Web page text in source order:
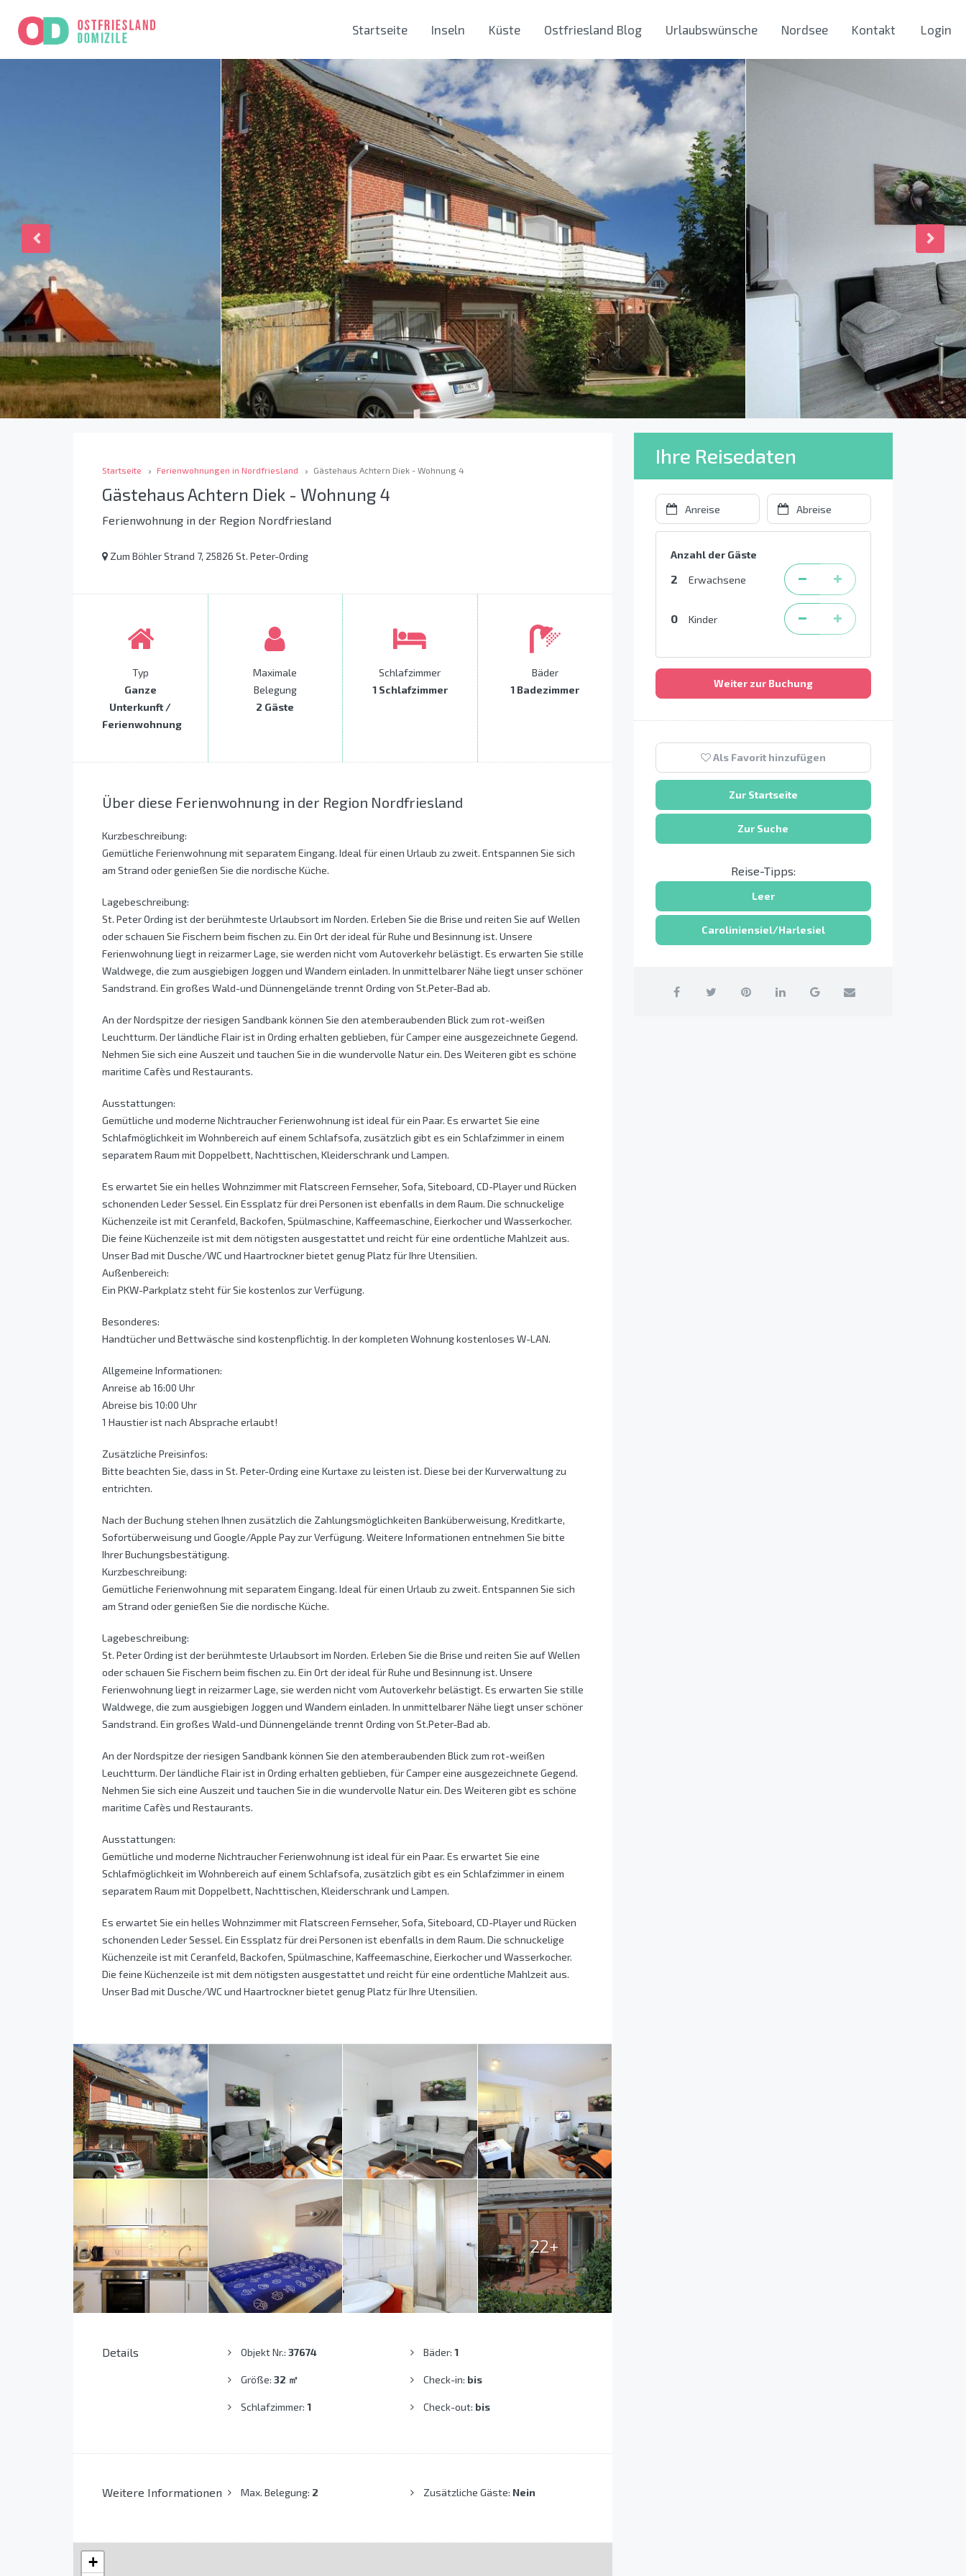
Startseite Inseln Küste Ostfriesland Blog Urlaubswünsche Nordsee Kontakt Login
Startseite Ferienwohnungen in Nordfriesland Gästehaus Achtern Diek - Wohnung 4
Gästehaus Achtern Diek - Wohnung 4
Ferienwohnung in der Region Nordfriesland
Zum Böhler Strand 7, 25826 St. Peter-Ording
Typ
Ganze
Unterkunft /
Ferienwohnung
Maximale
Belegung
2 Gäste
Schlafzimmer
1 Schlafzimmer
Bäder
1 Badezimmer
Über diese Ferienwohnung in der Region Nordfriesland
Kurzbeschreibung:
Gemütliche Ferienwohnung mit separatem Eingang. Ideal für einen Urlaub zu zweit. Entspannen Sie sich
am Strand oder genießen Sie die nordische Küche.
Lagebeschreibung:
St. Peter Ording ist der berühmteste Urlaubsort im Norden. Erleben Sie die Brise und reiten Sie auf Wellen
oder schauen Sie Fischern beim fischen zu. Ein Ort der ideal für Ruhe und Besinnung ist. Unsere
Ferienwohnung liegt in reizarmer Lage, sie werden nicht vom Autoverkehr belästigt. Es erwarten Sie stille
Waldwege, die zum ausgiebigen Joggen und Wandern einladen. In unmittelbarer Nähe liegt unser schöner
Sandstrand. Ein großes Wald-und Dünnengelände trennt Ording von St.Peter-Bad ab.
An der Nordspitze der riesigen Sandbank können Sie den atemberaubenden Blick zum rot-weißen
Leuchtturm. Der ländliche Flair ist in Ording erhalten geblieben, für Camper eine ausgezeichnete Gegend.
Nehmen Sie sich eine Auszeit und tauchen Sie in die wundervolle Natur ein. Des Weiteren gibt es schöne
maritime Cafès und Restaurants.
Ausstattungen:
Gemütliche und moderne Nichtraucher Ferienwohnung ist ideal für ein Paar. Es erwartet Sie eine
Schlafmöglichkeit im Wohnbereich auf einem Schlafsofa, zusätzlich gibt es ein Schlafzimmer in einem
separatem Raum mit Doppelbett, Nachttischen, Kleiderschrank und Lampen.
Es erwartet Sie ein helles Wohnzimmer mit Flatscreen Fernseher, Sofa, Siteboard, CD-Player und Rücken
schonenden Leder Sessel. Ein Essplatz für drei Personen ist ebenfalls in dem Raum. Die schnuckelige
Küchenzeile ist mit Ceranfeld, Backofen, Spülmaschine, Kaffeemaschine, Eierkocher und Wasserkocher.
Die feine Küchenzeile ist mit dem nötigsten ausgestattet und reicht für eine ordentliche Mahlzeit aus.
Unser Bad mit Dusche/WC und Haartrockner bietet genug Platz für Ihre Utensilien.
Außenbereich:
Ein PKW-Parkplatz steht für Sie kostenlos zur Verfügung.
Besonderes:
Handtücher und Bettwäsche sind kostenpflichtig. In der kompleten Wohnung kostenloses W-LAN.
Allgemeine Informationen:
Anreise ab 16:00 Uhr
Abreise bis 10:00 Uhr
1 Haustier ist nach Absprache erlaubt!
Zusätzliche Preisinfos:
Bitte beachten Sie, dass in St. Peter-Ording eine Kurtaxe zu leisten ist. Diese bei der Kurverwaltung zu
entrichten.
Nach der Buchung stehen Ihnen zusätzlich die Zahlungsmöglichkeiten Banküberweisung, Kreditkarte,
Sofortüberweisung und Google/Apple Pay zur Verfügung. Weitere Informationen entnehmen Sie bitte
Ihrer Buchungsbestätigung.
Kurzbeschreibung:
Gemütliche Ferienwohnung mit separatem Eingang. Ideal für einen Urlaub zu zweit. Entspannen Sie sich
am Strand oder genießen Sie die nordische Küche.
Lagebeschreibung:
St. Peter Ording ist der berühmteste Urlaubsort im Norden. Erleben Sie die Brise und reiten Sie auf Wellen
oder schauen Sie Fischern beim fischen zu. Ein Ort der ideal für Ruhe und Besinnung ist. Unsere
Ferienwohnung liegt in reizarmer Lage, sie werden nicht vom Autoverkehr belästigt. Es erwarten Sie stille
Waldwege, die zum ausgiebigen Joggen und Wandern einladen. In unmittelbarer Nähe liegt unser schöner
Sandstrand. Ein großes Wald-und Dünnengelände trennt Ording von St.Peter-Bad ab.
An der Nordspitze der riesigen Sandbank können Sie den atemberaubenden Blick zum rot-weißen
Leuchtturm. Der ländliche Flair ist in Ording erhalten geblieben, für Camper eine ausgezeichnete Gegend.
Nehmen Sie sich eine Auszeit und tauchen Sie in die wundervolle Natur ein. Des Weiteren gibt es schöne
maritime Cafès und Restaurants.
Ausstattungen:
Gemütliche und moderne Nichtraucher Ferienwohnung ist ideal für ein Paar. Es erwartet Sie eine
Schlafmöglichkeit im Wohnbereich auf einem Schlafsofa, zusätzlich gibt es ein Schlafzimmer in einem
separatem Raum mit Doppelbett, Nachttischen, Kleiderschrank und Lampen.
Es erwartet Sie ein helles Wohnzimmer mit Flatscreen Fernseher, Sofa, Siteboard, CD-Player und Rücken
schonenden Leder Sessel. Ein Essplatz für drei Personen ist ebenfalls in dem Raum. Die schnuckelige
Küchenzeile ist mit Ceranfeld, Backofen, Spülmaschine, Kaffeemaschine, Eierkocher und Wasserkocher.
Die feine Küchenzeile ist mit dem nötigsten ausgestattet und reicht für eine ordentliche Mahlzeit aus.
Unser Bad mit Dusche/WC und Haartrockner bietet genug Platz für Ihre Utensilien.
22+
Details Objekt Nr.: 37674
Größe: 32 ㎡
Schlafzimmer: 1
Bäder:1
Check-in: bis
Check-out: bis
Weitere Informationen Max. Belegung: 2 Zusätzliche Gäste: Nein
+
Ihre Reisedaten
Anzahl der Gäste
2 Erwachsene
0 Kinder
Weiter zur Buchung
Als Favorit hinzufügen
Zur Startseite
Zur Suche
Reise-Tipps:
Leer
Caroliniensiel/Harlesiel